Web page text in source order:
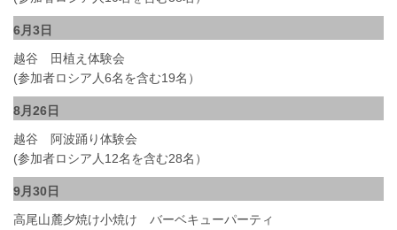
6月3日
越谷 田植え体験会
(参加者ロシア人6名を含む19名）
8月26日
越谷 阿波踊り体験会
(参加者ロシア人12名を含む28名）
9月30日
高尾山麓夕焼け小焼け バーベキューパーティ